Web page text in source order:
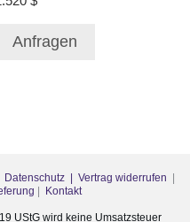
Anfragen
Datenschutz | Vertrag widerrufen
Kontakt
UStG wird keine Umsatzsteuer